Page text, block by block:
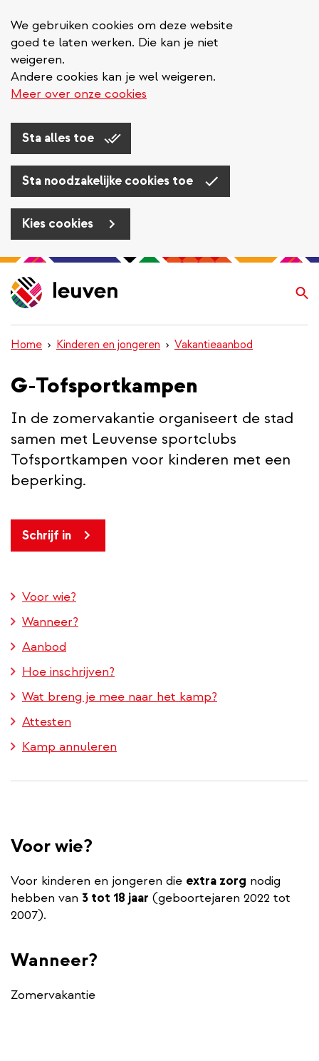
We gebruiken cookies om deze website
goed te laten werken. Die kan je niet
weigeren.
Andere cookies kan je wel weigeren.
Meer over onze cookies
Sta alles toe
Sta noodzakelijke cookies toe
Kies cookies
Overslaan
en
naar
inhoud
gaan
Home Kinderen en jongeren Vakantieaanbod
G-Tofsportkampen
In de zomervakantie organiseert de stad
samen met Leuvense sportclubs
Tofsportkampen voor kinderen met een
beperking.
Schrijf in
Voor wie?
Wanneer?
Aanbod
Hoe inschrijven?
Wat breng je mee naar het kamp?
Attesten
Kamp annuleren
Voor wie?
Voor kinderen en jongeren die extra zorg nodig
hebben van 3 tot 18 jaar (geboortejaren 2022 tot
2007).
Wanneer?
Zomervakantie